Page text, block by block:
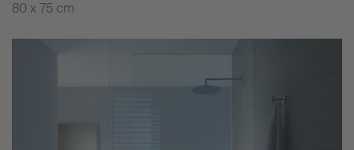
80 x 75 cm